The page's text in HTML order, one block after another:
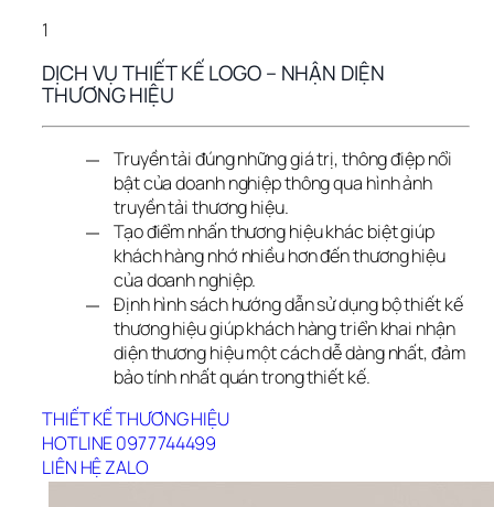
1
DỊCH VỤ THIẾT KẾ LOGO – NHẬN DIỆN
THƯƠNG HIỆU
Truyền tải đúng những giá trị, thông điệp nổi
bật của doanh nghiệp thông qua hình ảnh
truyền tải thương hiệu.
Tạo điểm nhấn thương hiệu khác biệt giúp
khách hàng nhớ nhiều hơn đến thương hiệu
của doanh nghiệp.
Định hình sách hướng dẫn sử dụng bộ thiết kế
thương hiệu giúp khách hàng triển khai nhận
diện thương hiệu một cách dễ dàng nhất, đảm
bảo tính nhất quán trong thiết kế.
THIẾT KẾ THƯƠNG HIỆU
HOTLINE 0977744499
LIÊN HỆ ZALO